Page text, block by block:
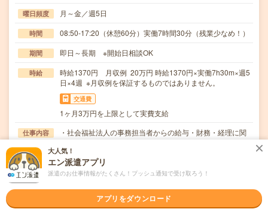
曜日頻度 月～金／週5日
時間 08:50-17:20（休憩60分）実働7時間30分（残業少なめ！）
期間 即日～長期 ※開始日相談OK
時給
時給1370円 月収例 20万円 時給1370円×実働7h30m×週5
日×4週 ※月収例を保証するものではありません。
交通費
1ヶ月3万円を上限として実費支給
仕事内容
・社会福祉法人の事務担当者からの給与・財務・経理に関
する内容（仕訳・勘定科目・決算・年末調整等）の問…
応募資格
ブランクOK / 英語力不要
【必要な経験】経理事務の経験、総務・人事事務の経
職場の雰囲気
大人気！
エン派遣アプリ
派遣のお仕事情報がたくさん！プッシュ通知で受け取ろう！
アプリをダウンロード